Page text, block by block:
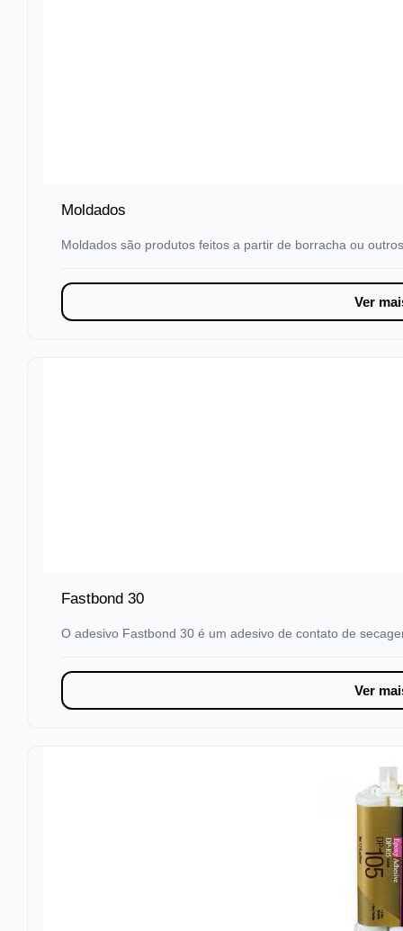
Moldados
Moldados são produtos feitos a partir de borracha ou
Ver
Fastbond 30
O adesivo Fastbond 30 é um adesivo de contato de
Ver